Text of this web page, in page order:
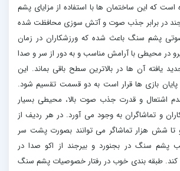
که این ساختمان ها با استفاده از مزایای پشم
در برابر جذب صوت و آتش سوزی محافظت شده
صوتی پشم سنگ باعث شده که ورزشکاران در زمان
در محیطی با آرامش مناسب و به دور از سر و صدا
یافته آن ها در بالاترین سطح باقی بماند. این
بازی ها قرار است به دو قسمت تقسیم شود.
اشتعال و قدرت جذب صوت بالا، محیطی بسیار
و تماشاگران به وجود می آورد. در هر ردیف از
تا شش هزار تماشاگر می توانند بصورت پشت سر
پشم سنگ در بجنورد و بیرجند از اکو صدا در
کند. طبقه بندی خوب در رفتار خصوصیات پشم سنگ